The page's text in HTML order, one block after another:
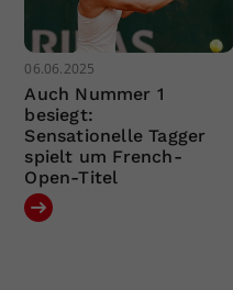
06.06.2025
Auch Nummer 1
besiegt:
Sensationelle Tagger
spielt um French-
Open-Titel